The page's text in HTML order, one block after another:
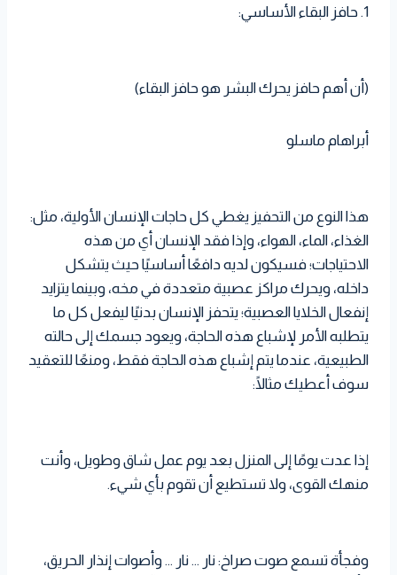
1. حافز البقاء الأساسي:
(أن أهم حافز يحرك البشر هو حافز البقاء)
أبراهام ماسلو
هذا النوع من التحفيز يغطي كل حاجات الإنسان الأولية، مثل:
الغذاء، الماء، الهواء، وإذا فقد الإنسان أي من هذه
الاحتياجات؛ فسيكون لديه دافعًا أساسيًا حيث يتشكل
داخله، ويحرك مراكز عصبية متعددة في مخه، وبينما يتزايد
إنفعال الخلايا العصبية؛ يتحفز الإنسان بدنيًا ليفعل كل ما
يتطلبه الأمر لإشباع هذه الحاجة، ويعود جسمك إلى حالته
الطبيعية، عندما يتم إشباع هذه الحاجة فقط، ومنعًا للتعقيد
سوف أعطيك مثالًا:
إذا عدت يومًا إلى المنزل بعد يوم عمل شاق وطويل، وأنت
منهك القوى، ولا تستطيع أن تقوم بأي شيء.
وفجأة تسمع صوت صراخ: نار … نار … وأصوات إنذار الحريق،